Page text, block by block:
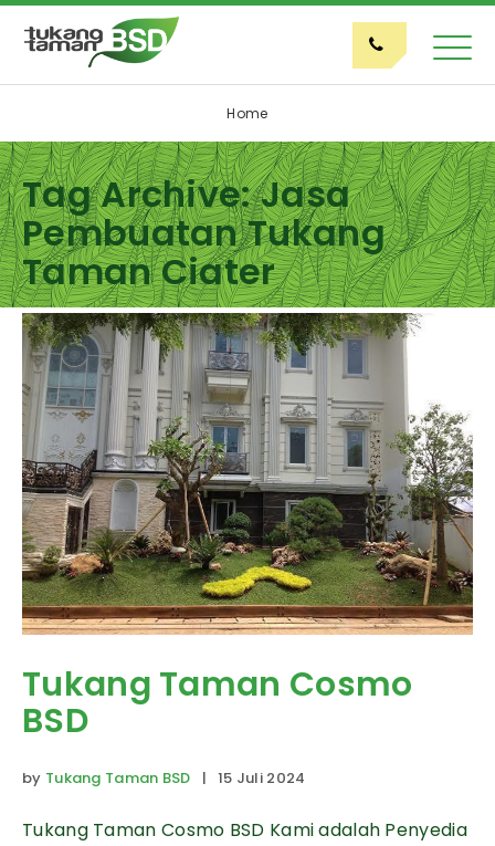
Home
Tag Archive: Jasa
Pembuatan Tukang
Taman Ciater
Tukang Taman Cosmo
BSD
by Tukang Taman BSD | 15 Juli 2024
Tukang Taman Cosmo BSD Kami adalah Penyedia